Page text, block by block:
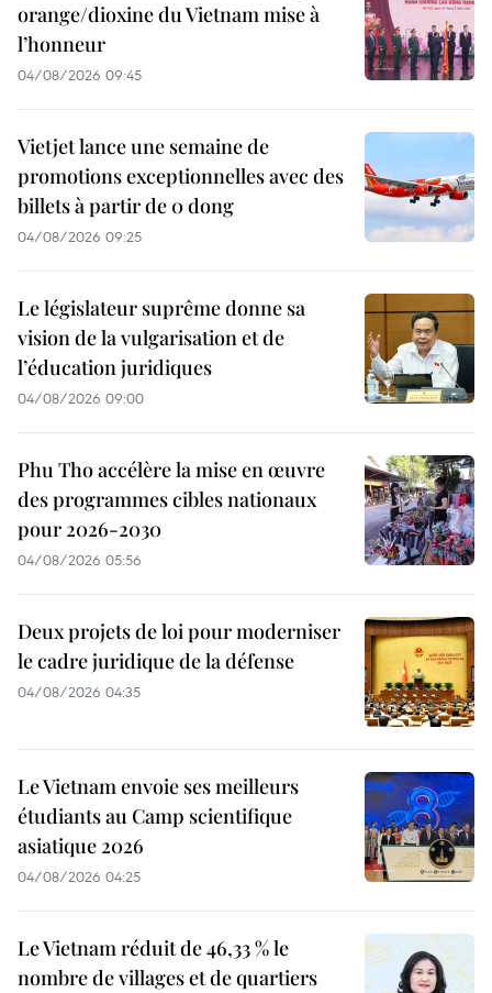
orange/dioxine du Vietnam mise à
l’honneur
04/08/2026 09:45
Vietjet lance une semaine de
promotions exceptionnelles avec des
billets à partir de 0 dong
04/08/2026 09:25
Le législateur suprême donne sa
vision de la vulgarisation et de
l’éducation juridiques
04/08/2026 09:00
Phu Tho accélère la mise en œuvre
des programmes cibles nationaux
pour 2026-2030
04/08/2026 05:56
Deux projets de loi pour moderniser
le cadre juridique de la défense
04/08/2026 04:35
Le Vietnam envoie ses meilleurs
étudiants au Camp scientifique
asiatique 2026
04/08/2026 04:25
Le Vietnam réduit de 46,33 % le
nombre de villages et de quartiers